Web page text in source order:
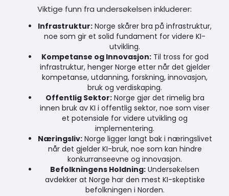
Viktige funn fra undersøkelsen inkluderer:
Infrastruktur: Norge skårer bra på infrastruktur,
noe som gir et solid fundament for videre KI-
utvikling.
Kompetanse og Innovasjon:Til tross for god
infrastruktur, henger Norge etter når det gjelder
kompetanse, utdanning, forskning, innovasjon,
bruk og verdiskaping.
Offentlig Sektor:Norge gjør det rimelig bra
innen bruk av KI i offentlig sektor, noe som viser
et potensiale for videre utvikling og
implementering.
Næringsliv:Norge ligger langt bak i næringslivet
når det gjelder KI-bruk, noe som kan hindre
konkurranseevne og innovasjon.
Befolkningens Holdning: Undersøkelsen
avdekker at Norge har den mest KI-skeptiske
befolkningen i Norden.